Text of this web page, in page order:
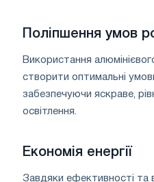
Поліпшення умов
Використання
створити оптимальні
забезпечуючи яскраве,
освітлення.
Економія енергії
Завдяки ефективності та